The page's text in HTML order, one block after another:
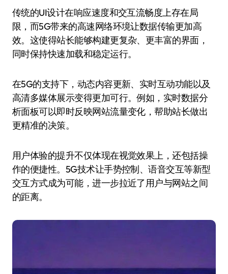
传统的UI设计在响应速度和交互流畅度上存在局
限，而5G带来的高速网络环境让数据传输更加高
效。这使得站长能够构建更复杂、更丰富的界面，
同时保持快速加载和稳定运行。
在5G的支持下，动态内容更新、实时互动功能以及
高清多媒体展示变得更加可行。例如，实时数据分
析面板可以即时反映网站流量变化，帮助站长做出
更精准的决策。
用户体验的提升不仅体现在视觉效果上，还包括操
作的便捷性。5G技术让手势控制、语音交互等新型
交互方式成为可能，进一步拉近了用户与网站之间
的距离。